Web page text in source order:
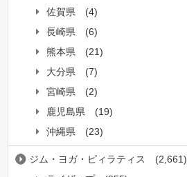
佐賀県
(4)
長崎県
(6)
熊本県
(21)
大分県
(7)
宮崎県
(2)
鹿児島県
(19)
沖縄県
(23)
ジム・ヨガ・ピィラティス
(2,661)